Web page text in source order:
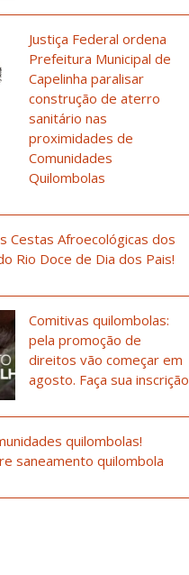
Justiça Federal ordena
Prefeitura Municipal de
Capelinha paralisar
construção de aterro
sanitário nas
proximidades de
Comunidades
Quilombolas
Cestas Afroecológicas dos
Rio Doce de Dia dos Pais!
Comitivas quilombolas:
pela promoção de
direitos vão começar em
agosto. Faça sua inscrição
quilombolas!
saneamento quilombola